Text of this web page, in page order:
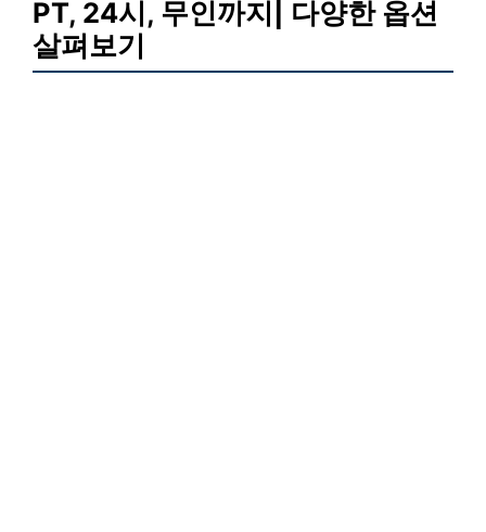
PT, 24시, 무인까지| 다양한 옵션
살펴보기